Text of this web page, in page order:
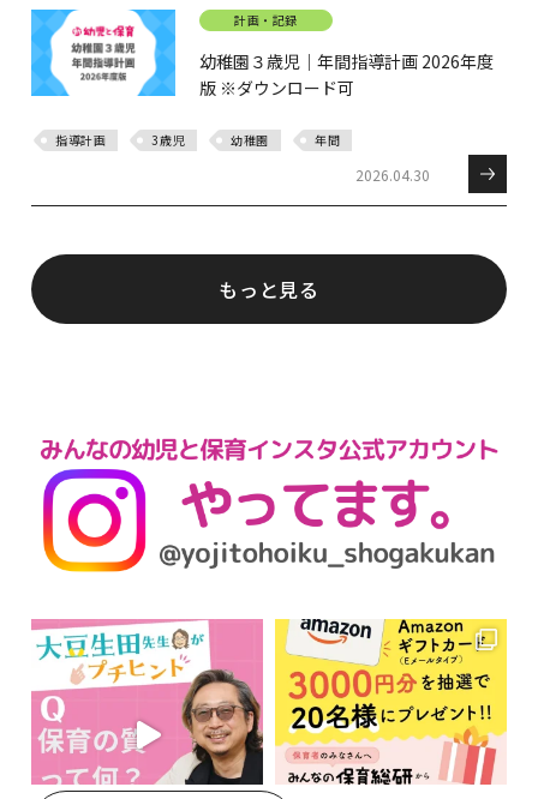
計画・記録
幼稚園３歳児｜年間指導計画 2026年度
版 ※ダウンロード可
指導計画 3歳児 幼稚園 年間
2026.04.30
もっと見る